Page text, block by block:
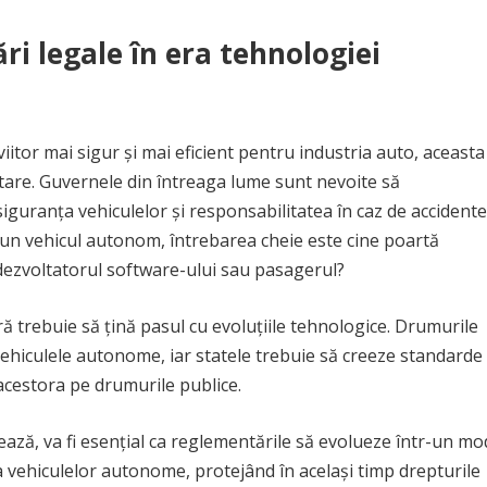
legale în era tehnologiei
mai sigur și mai eficient pentru industria auto, aceasta
Guvernele din întreaga lume sunt nevoite să
vehiculelor și responsabilitatea în caz de
vehicul autonom, întrebarea cheie este cine poartă
software-ului sau pasagerul?
să țină pasul cu evoluțiile tehnologice. Drumurile
autonome, iar statele trebuie să creeze standarde
pe drumurile publice.
va fi esențial ca reglementările să evolueze într-un
autonome, protejând în același timp drepturile